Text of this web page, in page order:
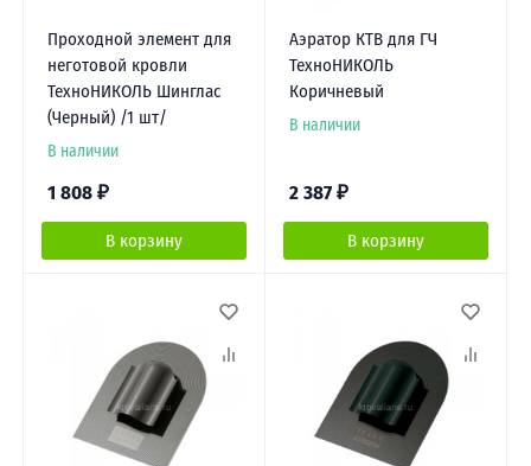
Проходной элемент для
неготовой кровли
ТехноНИКОЛЬ Шинглас
(Черный) /1 шт/
В наличии
1 808 ₽
В корзину
Аэратор КТВ для ГЧ
ТехноНИКОЛЬ
Коричневый
В наличии
2 387 ₽
В корзину